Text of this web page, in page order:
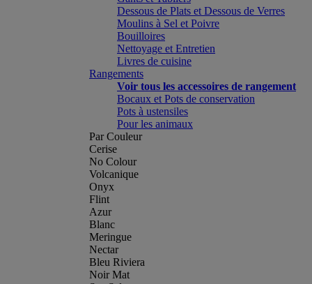
Dessous de Plats et Dessous de Verres
Moulins à Sel et Poivre
Bouilloires
Nettoyage et Entretien
Livres de cuisine
Rangements
Voir tous les accessoires de rangement
Bocaux et Pots de conservation
Pots à ustensiles
Pour les animaux
Par Couleur
Cerise
No Colour
Volcanique
Onyx
Flint
Azur
Blanc
Meringue
Nectar
Bleu Riviera
Noir Mat